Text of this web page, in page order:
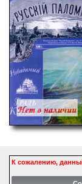
К сожалению,